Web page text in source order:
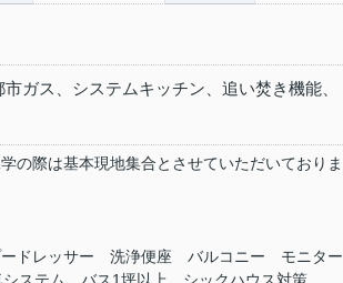
ガス、システムキッチン、追い焚き機能、
の際は基本現地集合とさせていただいておりま
ドレッサー 洗浄便座 バルコニー モニター